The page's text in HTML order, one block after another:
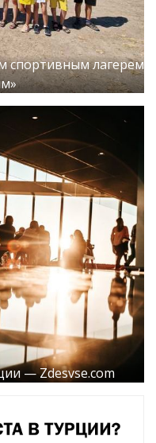
спортивным лагерем
— Zdesvse.com